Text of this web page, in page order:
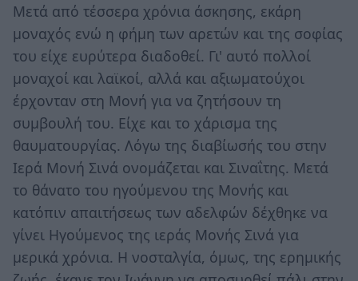
Μετά από τέσσερα χρόνια άσκησης, εκάρη
μοναχός ενώ η φήμη των αρετών και της σοφίας
του είχε ευρύτερα διαδοθεί. Γι' αυτό πολλοί
μοναχοί και λαϊκοί, αλλά και αξιωματούχοι
έρχονταν στη Μονή για να ζητήσουν τη
συμβουλή του. Είχε και το χάρισμα της
θαυματουργίας. Λόγω της διαβίωσής του στην
Ιερά Μονή Σινά ονομάζεται και Σιναΐτης. Μετά
το θάνατο του ηγούμενου της Μονής και
κατόπιν απαιτήσεως των αδελφών δέχθηκε να
γίνει Ηγούμενος της ιεράς Μονής Σινά για
μερικά χρόνια. Η νοσταλγία, όμως, της ερημικής